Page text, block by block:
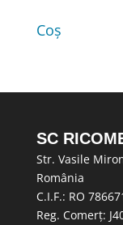
Coș
SC
Str. Vasile
România
C.I.F.: RO
Reg. Comerț: